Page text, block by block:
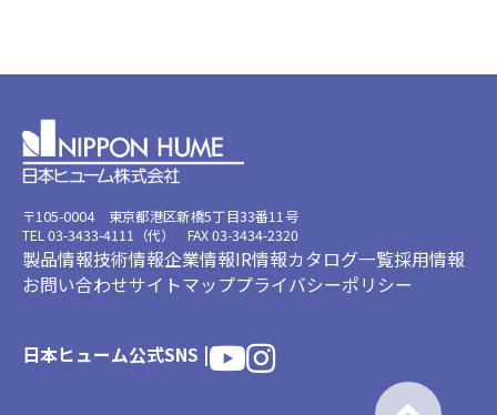
〒105-0004 東京都港区新橋5丁目33番11号
TEL 03-3433-4111（代） FAX 03-3434-2320
製品情報技術情報企業情報IR情報カタログ一覧採用情報
お問い合わせサイトマッププライバシーポリシー
日本ヒューム公式SNS |